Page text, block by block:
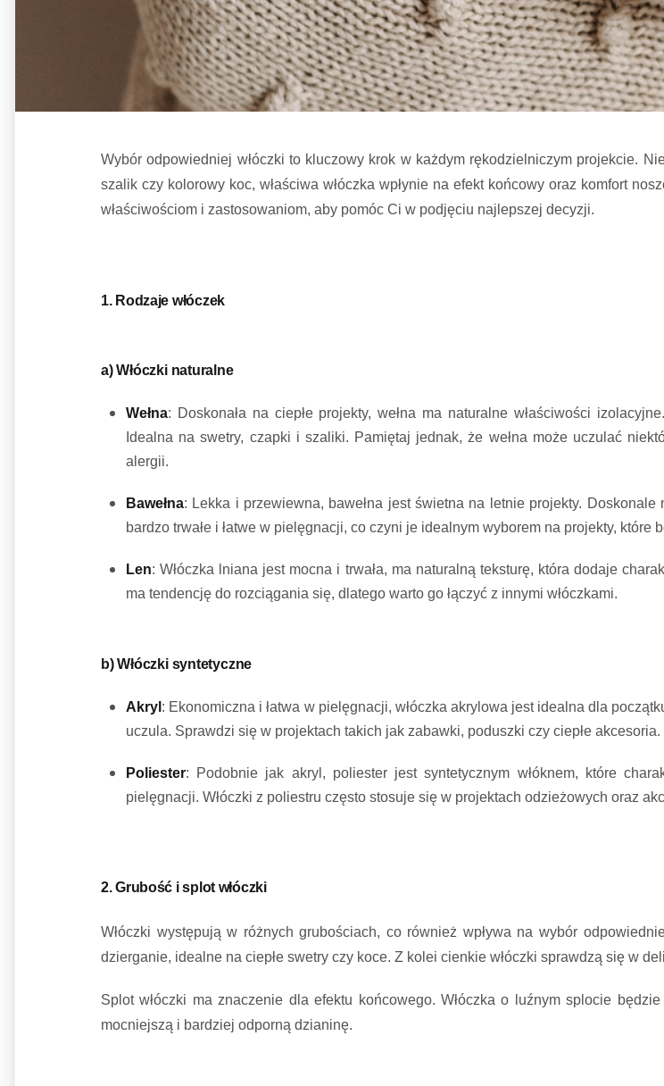
Wybór odpowiedniej włóczki to kluczowy krok w każdym rękodzielniczym projekcie.
szalik czy kolorowy koc, właściwa włóczka wpłynie na efekt końcowy oraz komfort
właściwościom i zastosowaniom, aby pomóc Ci w podjęciu najlepszej decyzji.
1. Rodzaje włóczek
a) Włóczki naturalne
Wełna: Doskonała na ciepłe projekty, wełna ma naturalne właściwości
Idealna na swetry, czapki i szaliki. Pamiętaj jednak, że wełna może uczulać
alergii.
Bawełna: Lekka i przewiewna, bawełna jest świetna na letnie projekty.
bardzo trwałe i łatwe w pielęgnacji, co czyni je idealnym wyborem na projekty, które
Len: Włóczka lniana jest mocna i trwała, ma naturalną teksturę, która dodaje
ma tendencję do rozciągania się, dlatego warto go łączyć z innymi włóczkami.
b) Włóczki syntetyczne
Akryl : Ekonomiczna i łatwa w pielęgnacji, włóczka akrylowa jest idealna dla
uczula. Sprawdzi się w projektach takich jak zabawki, poduszki czy ciepłe akcesoria.
Poliester: Podobnie jak akryl, poliester jest syntetycznym włóknem, które
pielęgnacji. Włóczki z poliestru często stosuje się w projektach odzieżowych oraz
2. Grubość i splot włóczki
Włóczki występują w różnych grubościach, co również wpływa na wybór
dzierganie, idealne na ciepłe swetry czy koce. Z kolei cienkie włóczki sprawdzą się w
Splot włóczki ma znaczenie dla efektu końcowego. Włóczka o luźnym splocie
mocniejszą i bardziej odporną dzianinę.